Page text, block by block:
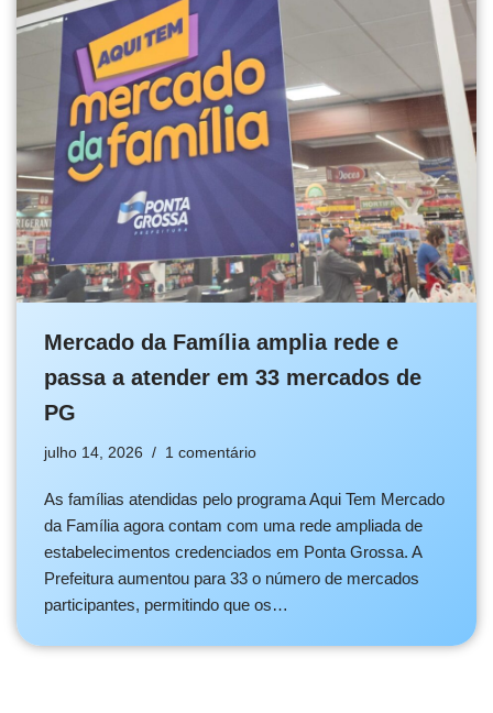
Mercado da Família amplia rede e
passa a atender em 33 mercados de
PG
julho 14, 2026 1 comentário
As famílias atendidas pelo programa Aqui Tem Mercado
da Família agora contam com uma rede ampliada de
estabelecimentos credenciados em Ponta Grossa. A
Prefeitura aumentou para 33 o número de mercados
participantes, permitindo que os…